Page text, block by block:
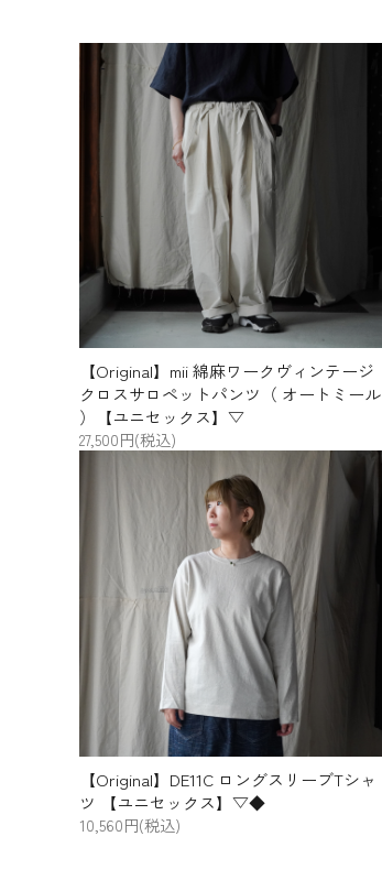
【Original】mii 綿麻ワークヴィンテージ
クロスサロペットパンツ（ オートミール
）【ユニセックス】▽
27,500円(税込)
【Original】DE11C ロングスリーブTシャ
ツ 【ユニセックス】▽◆
10,560円(税込)